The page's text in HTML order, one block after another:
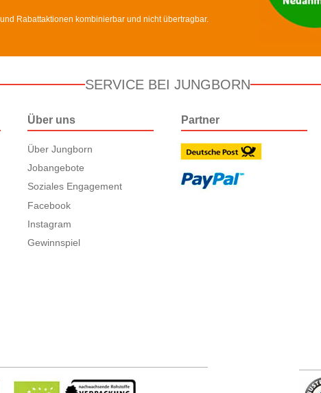
Rabattaktionen kombinierbar und nicht übertragbar.
SERVICE BEI JUNGBORN
Über uns
Über Jungborn
Jobangebote
Soziales Engagement
Facebook
Instagram
Gewinnspiel
Partner